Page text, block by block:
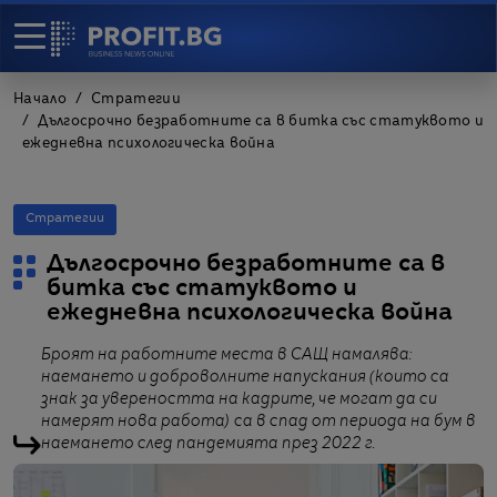
Начало
Стратегии
Дългосрочно безработните са в битка със статуквото и
ежедневна психологическа война
Стратегии
Дългосрочно безработните са в
битка със статуквото и
ежедневна психологическа война
Броят на работните места в САЩ намалява:
наемането и доброволните напускания (които са
знак за увереността на кадрите, че могат да си
намерят нова работа) са в спад от периода на бум в
наемането след пандемията през 2022 г.